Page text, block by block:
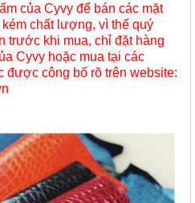
của Cyvy để bán các mặt
chất lượng, vì thế quý
trước khi mua, chỉ đặt hàng
Cyvy hoặc mua tại các
được công bố rõ trên website: